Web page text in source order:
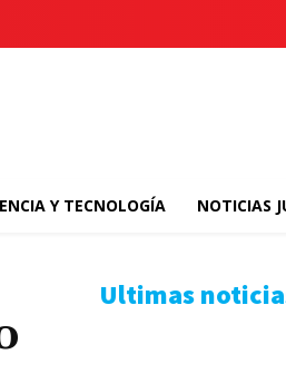
Y TECNOLOGÍA NOTICIAS
Ultimas